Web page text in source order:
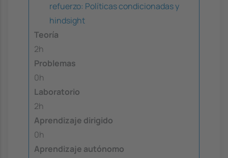
refuerzo: Políticas condicionadas y
hindsight
Teoría
2h
Problemas
0h
Laboratorio
2h
Aprendizaje dirigido
0h
Aprendizaje autónomo